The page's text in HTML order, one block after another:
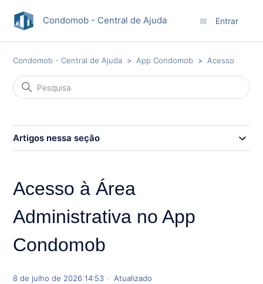
Condomob - Central de Ajuda Entrar
Condomob - Central de Ajuda App Condomob Acesso
Artigos nessa seção
Acesso à Área
Administrativa no App
Condomob
8 de julho de 2026 14:53 Atualizado